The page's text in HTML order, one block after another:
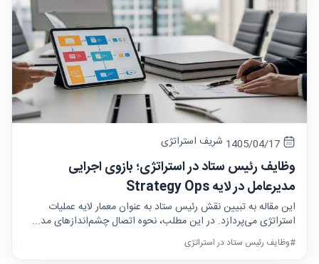
شریف استراتژی
وظایف رئیس ستاد در استراتژی؛ بازوی اجرایی
مدیرعامل در لایه Strategy Ops
این مقاله به تبیین نقش رئیس ستاد به عنوان معمار لایه عملیات
استراتژی می‌پردازد. در این مطلب، نحوه اتصال چشم‌اندازهای مد...
#وظایف رئیس ستاد در استراتژی